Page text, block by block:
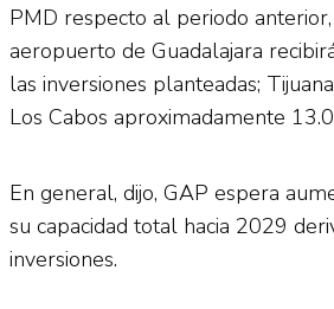
PMD respecto al periodo
aeropuerto de Guadalajara
las inversiones planteadas;
Los Cabos aproximadamente
En general, dijo, GAP espera
su capacidad total hacia 2029
inversiones.